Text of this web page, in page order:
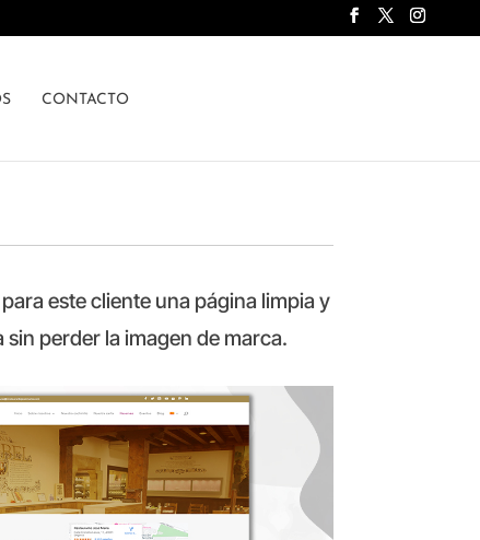
CONTACTO
este cliente una página limpia y
perder la imagen de marca.